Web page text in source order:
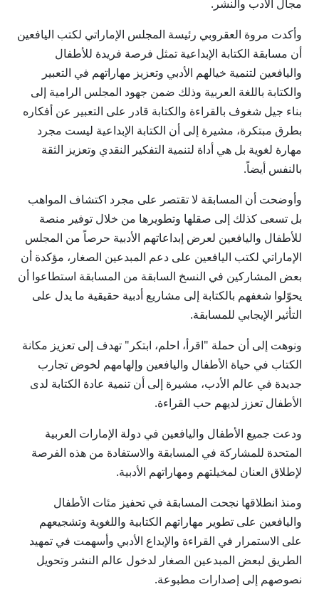
مجال الأدب والنشر.
وأكدت مروة العقروبي رئيسة المجلس الإماراتي لكتب اليافعين
أن مسابقة الكتابة الإبداعية تمثل فرصة فريدة للأطفال
واليافعين لتنمية خيالهم الأدبي وتعزيز مهاراتهم في التعبير
والكتابة باللغة العربية وذلك ضمن جهود المجلس الرامية إلى
بناء جيل شغوف بالقراءة والكتابة قادر على التعبير عن أفكاره
بطرق مبتكرة، مشيرة إلى أن الكتابة الإبداعية ليست مجرد
مهارة لغوية بل هي أداة لتنمية التفكير النقدي وتعزيز الثقة
بالنفس أيضاً.
وأوضحت أن المسابقة لا تقتصر على مجرد اكتشاف المواهب
بل تسعى كذلك إلى صقلها وتطويرها من خلال توفير منصة
للأطفال واليافعين لعرض إبداعاتهم الأدبية حرصاً من المجلس
الإماراتي لكتب اليافعين على دعم المبدعين الصغار، مؤكدة أن
بعض المشاركين في النسخ السابقة من المسابقة استطاعوا أن
يحوّلوا شغفهم بالكتابة إلى مشاريع أدبية حقيقية ما يدل على
التأثير الإيجابي للمسابقة.
ونوهت إلى أن حملة "اقرأ، احلم، ابتكر" تهدف إلى تعزيز مكانة
الكتاب في حياة الأطفال واليافعين وإلهامهم لخوض تجارب
جديدة في عالم الأدب، مشيرة إلى أن تنمية عادة الكتابة لدى
الأطفال تعزز لديهم حب القراءة.
ودعت جميع الأطفال واليافعين في دولة الإمارات العربية
المتحدة للمشاركة في المسابقة والاستفادة من هذه الفرصة
لإطلاق العنان لمخيلتهم ومهاراتهم الأدبية.
ومنذ انطلاقها نجحت المسابقة في تحفيز مئات الأطفال
واليافعين على تطوير مهاراتهم الكتابية واللغوية وتشجيعهم
على الاستمرار في القراءة والإبداع الأدبي وأسهمت في تمهيد
الطريق لبعض المبدعين الصغار لدخول عالم النشر وتحويل
نصوصهم إلى إصدارات مطبوعة.